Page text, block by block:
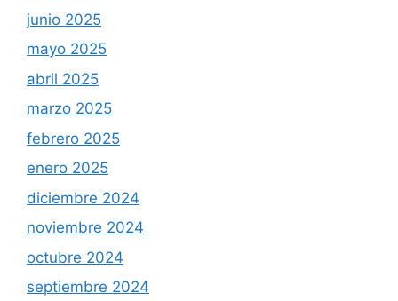
junio 2025
mayo 2025
abril 2025
marzo 2025
febrero 2025
enero 2025
diciembre 2024
noviembre 2024
octubre 2024
septiembre 2024